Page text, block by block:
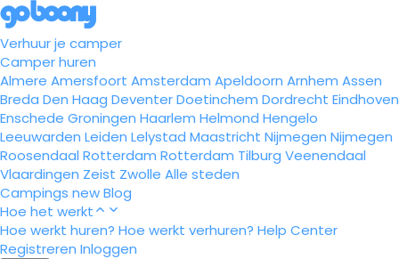
Verhuur je camper
Camper huren
Almere Amersfoort Amsterdam Apeldoorn Arnhem Assen
Breda Den Haag DeventerDoetinchem Dordrecht Eindhoven
Enschede Groningen Haarlem Helmond Hengelo
Leeuwarden Leiden Lelystad Maastricht Nijmegen Nijmegen
Roosendaal Rotterdam Rotterdam Tilburg Veenendaal
Vlaardingen Zeist Zwolle Alle steden
Campings newBlog
Hoe het werkt
Hoe werkt huren? Hoe werkt verhuren? Help Center
Registreren Inloggen